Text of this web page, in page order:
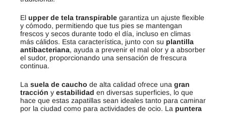
El upper de tela transpirable garantiza un ajuste flexible
y cómodo, permitiendo que tus pies se mantengan
frescos y secos durante todo el día, incluso en climas
más cálidos. Esta característica, junto con su plantilla
antibacteriana, ayuda a prevenir el mal olor y a absorber
el sudor, proporcionando una sensación de frescura
continua.
La suela de caucho de alta calidad ofrece una gran
tracción y estabilidad en diversas superficies, lo que
hace que estas zapatillas sean ideales tanto para caminar
por la ciudad como para actividades de ocio. La puntera